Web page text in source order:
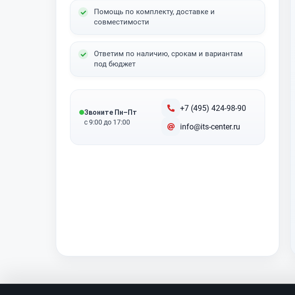
Помощь по комплекту, доставке и
совместимости
Ответим по наличию, срокам и вариантам
под бюджет
Звоните Пн–Пт
с 9:00 до 17:00
+7 (495) 424-98-90
info@its-center.ru